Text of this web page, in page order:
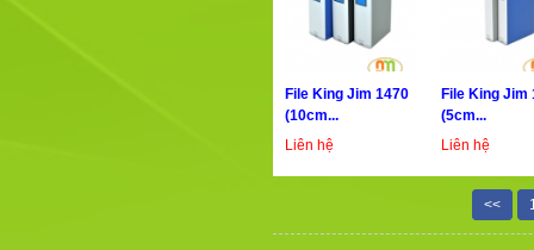
File King Jim 1470
(10cm...
Liên hệ
File King Jim
(5cm...
Liên hệ
<<